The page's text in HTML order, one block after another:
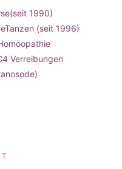
1990)
(seit 1996)
Verreibungen